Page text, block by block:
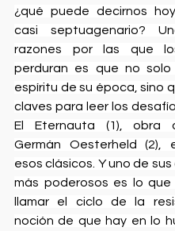
¿qué puede decirnos
casi septuagenario?
razones por las que
perduran es que no solo
espíritu de su época, sino
claves para leer los
El Eternauta (1), obra
Germán Oesterheld (2),
esos clásicos. Y uno de
más poderosos es lo que
llamar el ciclo de la
noción de que hay en lo